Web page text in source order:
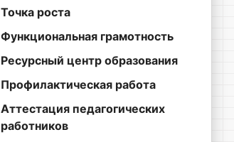
Точка роста
Функциональная грамотность
Ресурсный центр образования
Профилактическая работа
Аттестация педагогических
работников